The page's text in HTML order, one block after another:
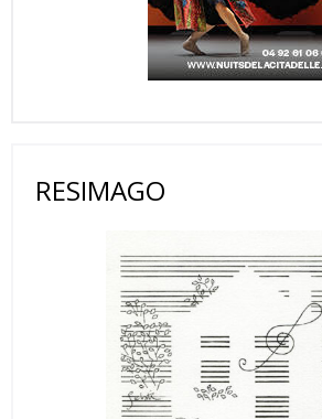
RESIMAGO